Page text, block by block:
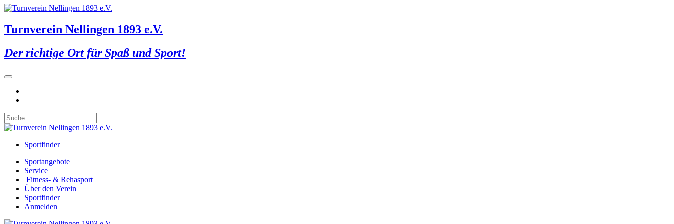
Turnverein Nellingen 1893 e.V.
Der richtige Ort für Spaß und Sport!
Sportfinder
Sportangebote
Service
Fitness- & Rehasport
Über den Verein
Sportfinder
Anmelden